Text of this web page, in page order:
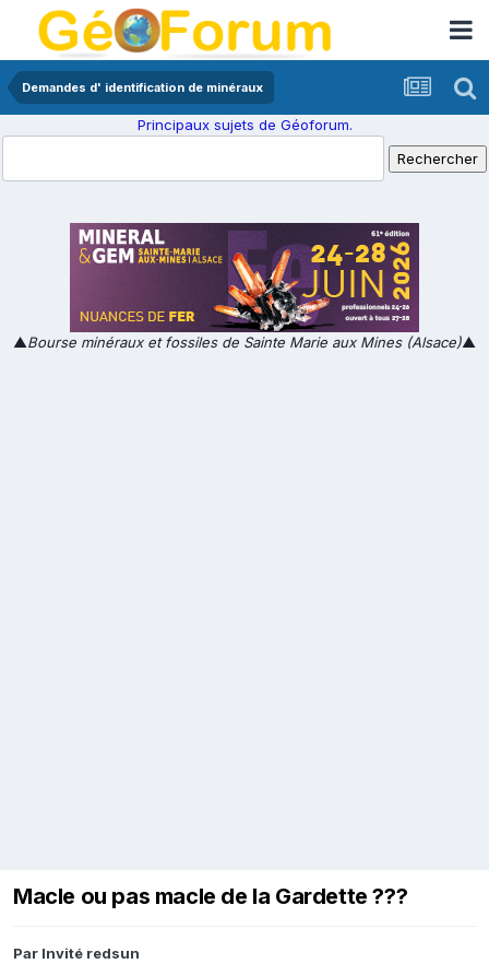
Demandes d' identification de minéraux
Principaux sujets de Géoforum.
▲Bourse minéraux et fossiles de Sainte Marie aux Mines (Alsace)▲
Macle ou pas macle de la Gardette ???
Par Invité redsun